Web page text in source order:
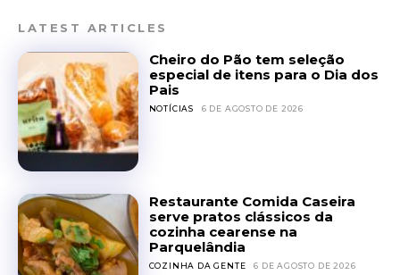
LATEST ARTICLES
Cheiro do Pão tem seleção
especial de itens para o Dia dos
Pais
NOTÍCIAS 6 DE AGOSTO DE 2026
Restaurante Comida Caseira
serve pratos clássicos da
cozinha cearense na
Parquelândia
COZINHA DA GENTE 6 DE AGOSTO DE 2026